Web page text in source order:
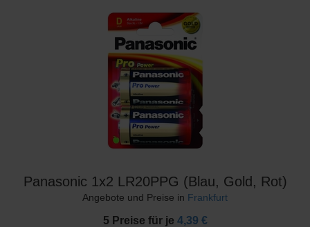
Panasonic 1x2 LR20PPG (Blau, Gold, Rot)
Angebote und Preise in Frankfurt
5 Preise für je 4,39 €